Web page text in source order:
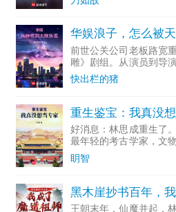
华娱浪子，怎么被
前世公关公司老板路宽
雕》剧组。从演员到导
至成为资...
快出栏的猪
重生鉴宝：我真没
好消息：林思成重生了
最年轻的考古学家，文
头人。多...
眀智
黑木崖抄书百年，
王朝末年，仙魔并起，